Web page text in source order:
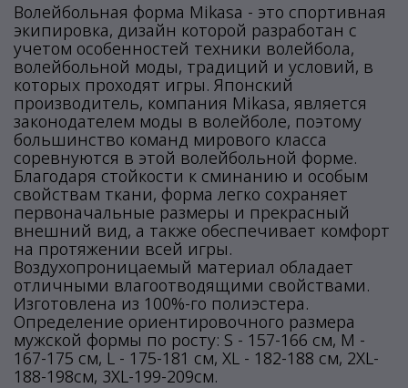
Волейбольная форма Mikasa - это спортивная
экипировка, дизайн которой разработан с
учетом особенностей техники волейбола,
волейбольной моды, традиций и условий, в
которых проходят игры. Японский
производитель, компания Mikasa, является
законодателем моды в волейболе, поэтому
большинство команд мирового класса
соревнуются в этой волейбольной форме.
Благодаря стойкости к сминанию и особым
свойствам ткани, форма легко сохраняет
первоначальные размеры и прекрасный
внешний вид, а также обеспечивает комфорт
на протяжении всей игры.
Воздухопроницаемый материал обладает
отличными влагоотводящими свойствами.
Изготовлена из 100%-го полиэстера.
Определение ориентировочного размера
мужской формы по росту: S - 157-166 см, M -
167-175 см, L - 175-181 см, XL - 182-188 см, 2XL-
188-198см, 3XL-199-209см.